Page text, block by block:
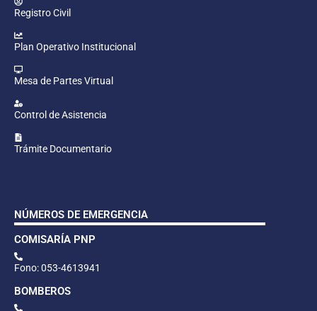
Registro Civil
Plan Operativo Institucional
Mesa de Partes Virtual
Control de Asistencia
Trámite Documentario
NÚMEROS DE EMERGENCIA
COMISARÍA PNP
Fono: 053-4613941
BOMBEROS